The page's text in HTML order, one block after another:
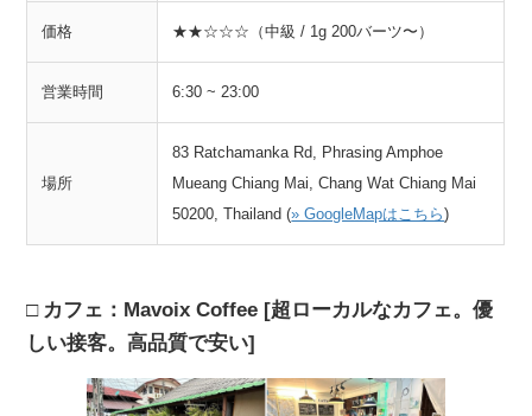
価格 ★★☆☆☆（中級 / 1g 200バーツ〜）
営業時間 6:30 ~ 23:00
場所
83 Ratchamanka Rd, Phrasing Amphoe
Mueang Chiang Mai, Chang Wat Chiang Mai
50200, Thailand (» GoogleMapはこちら)
カフェ：Mavoix Coffee [超ローカルなカフェ。優
しい接客。高品質で安い]